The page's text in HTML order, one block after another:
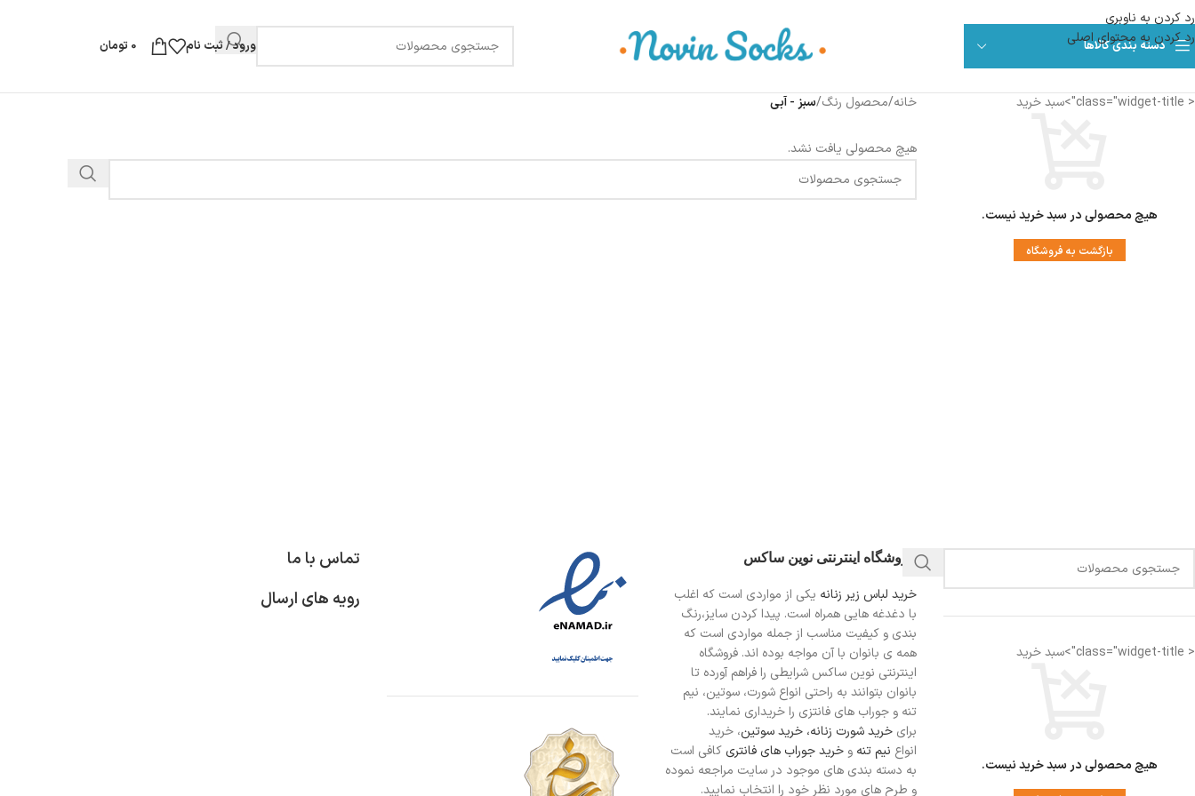
رد کردن به ناوبری
رد کردن به محتوای اصلی
دسته بندی کالاها ورود / ثبت نام 0 تومان
< class="widget-title">سبد خرید
هیچ محصولی در سبد خرید نیست.
بازگشت به فروشگاه
خانه/محصول رنگ/سبز - آبی
هیچ محصولی یافت نشد.
< class="widget-title">سبد خرید
هیچ محصولی در سبد خرید نیست.
فروشگاه اینترنتی نوین ساکس
خرید لباس زیر زنانه یکی از مواردی است که اغلب
با دغدغه هایی همراه است. پیدا کردن سایز،رنگ
بندی و کیفیت مناسب از جمله مواردی است که
همه ی بانوان با آن مواجه بوده اند. فروشگاه
اینترنتی نوین ساکس شرایطی را فراهم آورده تا
بانوان بتوانند به راحتی انواع شورت، سوتین، نیم
تنه و جوراب های فانتزی را خریداری نمایند.
برای خرید شورت زنانه، خرید سوتین، خرید
انواع نیم تنه و خرید جوراب های فانتری کافی است
به دسته بندی های موجود در سایت مراجعه نموده
و طرح های مورد نظر خود را انتخاب نمایید.
تماس با ما
رویه های ارسال